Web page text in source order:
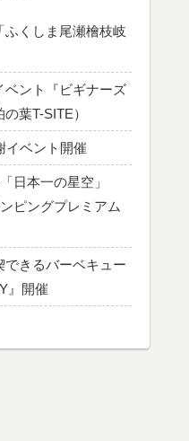
ふくしま尾瀬檜枝岐
ベント『ビギナーズ
葉T-SITE）
イベント開催
日本一の星空」
ピングプレミアム
きるバーベキュー
』開催